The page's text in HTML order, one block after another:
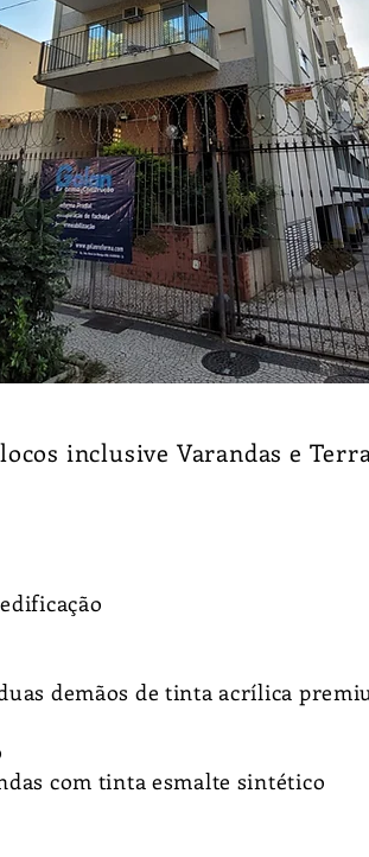
inclusive Varandas e
demãos de tinta acrílica
com tinta esmalte sintético